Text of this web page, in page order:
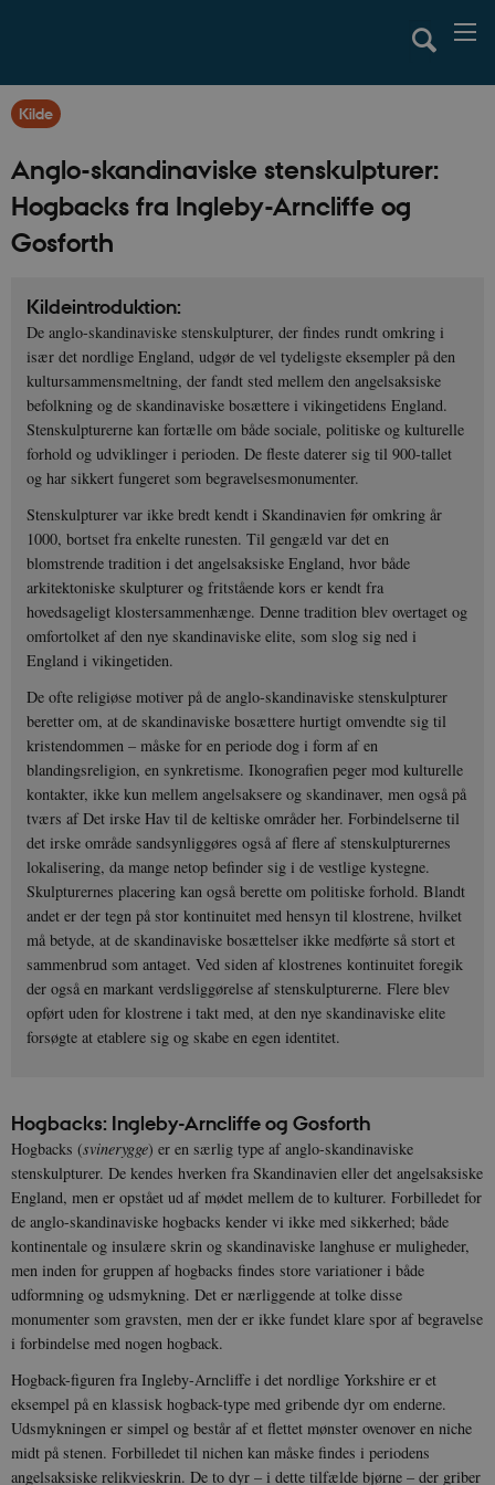
Kilde
Anglo-skandinaviske stenskulpturer:
Hogbacks fra Ingleby-Arncliffe og
Gosforth
Kildeintroduktion:
De anglo-skandinaviske stenskulpturer, der findes rundt omkring i
især det nordlige England, udgør de vel tydeligste eksempler på den
kultursammensmeltning, der fandt sted mellem den angelsaksiske
befolkning og de skandinaviske bosættere i vikingetidens England.
Stenskulpturerne kan fortælle om både sociale, politiske og kulturelle
forhold og udviklinger i perioden. De fleste daterer sig til 900-tallet
og har sikkert fungeret som begravelsesmonumenter.
Stenskulpturer var ikke bredt kendt i Skandinavien før omkring år
1000, bortset fra enkelte runesten. Til gengæld var det en
blomstrende tradition i det angelsaksiske England, hvor både
arkitektoniske skulpturer og fritstående kors er kendt fra
hovedsageligt klostersammenhænge. Denne tradition blev overtaget og
omfortolket af den nye skandinaviske elite, som slog sig ned i
England i vikingetiden.
De ofte religiøse motiver på de anglo-skandinaviske stenskulpturer
beretter om, at de skandinaviske bosættere hurtigt omvendte sig til
kristendommen – måske for en periode dog i form af en
blandingsreligion, en synkretisme. Ikonografien peger mod kulturelle
kontakter, ikke kun mellem angelsaksere og skandinaver, men også på
tværs af Det irske Hav til de keltiske områder her. Forbindelserne til
det irske område sandsynliggøres også af flere af stenskulpturernes
lokalisering, da mange netop befinder sig i de vestlige kystegne.
Skulpturernes placering kan også berette om politiske forhold. Blandt
andet er der tegn på stor kontinuitet med hensyn til klostrene, hvilket
må betyde, at de skandinaviske bosættelser ikke medførte så stort et
sammenbrud som antaget. Ved siden af klostrenes kontinuitet foregik
der også en markant verdsliggørelse af stenskulpturerne. Flere blev
opført uden for klostrene i takt med, at den nye skandinaviske elite
forsøgte at etablere sig og skabe en egen identitet.
Hogbacks: Ingleby-Arncliffe og Gosforth
Hogbacks (svinerygge) er en særlig type af anglo-skandinaviske
stenskulpturer. De kendes hverken fra Skandinavien eller det angelsaksiske
England, men er opstået ud af mødet mellem de to kulturer. Forbilledet for
de anglo-skandinaviske hogbacks kender vi ikke med sikkerhed; både
kontinentale og insulære skrin og skandinaviske langhuse er muligheder,
men inden for gruppen af hogbacks findes store variationer i både
udformning og udsmykning. Det er nærliggende at tolke disse
monumenter som gravsten, men der er ikke fundet klare spor af begravelse
i forbindelse med nogen hogback.
Hogback-figuren fra Ingleby-Arncliffe i det nordlige Yorkshire er et
eksempel på en klassisk hogback-type med gribende dyr om enderne.
Udsmykningen er simpel og består af et flettet mønster ovenover en niche
midt på stenen. Forbilledet til nichen kan måske findes i periodens
angelsaksiske relikvieskrin. De to dyr – i dette tilfælde bjørne – der griber